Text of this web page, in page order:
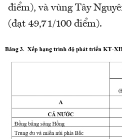
điểm), và vùng Tây
(đạt 49,71/100 điểm).